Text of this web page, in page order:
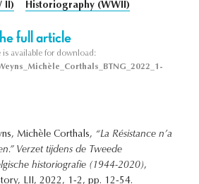
II) Historiography (WWII)
full article
is available for download:
Michèle Corthals, “La Résistance n’a
Verzet tijdens de Tweede
historiografie (1944-2020),
LII, 2022, 1-2, pp. 12-54.